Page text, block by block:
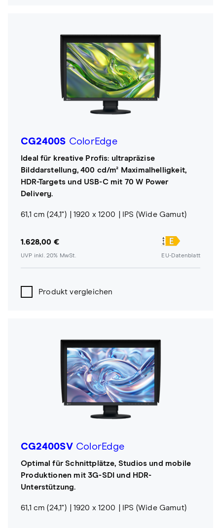
CG2400S ColorEdge
Ideal für kreative Profis: ultrapräzise
Bilddarstellung, 400 cd/m² Maximalhelligkeit,
HDR-Targets und USB-C mit 70 W Power
Delivery.
61,1 cm (24,1") 1920 x 1200 IPS (Wide Gamut)
1.628,00 €
UVP inkl. 20% MwSt. EU-Datenblatt
Produkt vergleichen
CG2400SVColorEdge
Optimal für Schnittplätze, Studios und mobile
Produktionen mit 3G-SDI und HDR-
Unterstützung.
61,1 cm (24,1") 1920 x 1200 IPS (Wide Gamut)